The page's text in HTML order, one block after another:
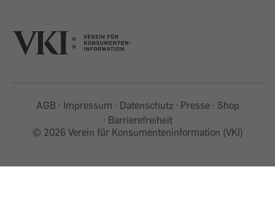
AGB Impressum Datenschutz Presse
Shop
Barrierefreiheit
© 2026 Verein für Konsumenteninformation (VKI)